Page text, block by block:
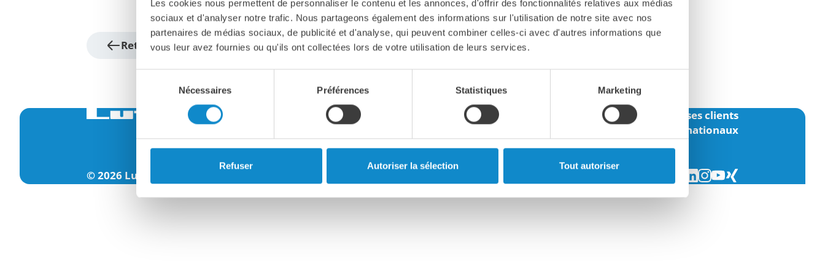
Les cookies nous permettent de personnaliser le contenu et les annonces, d'offrir des fonctionnalités relatives aux médias
sociaux et d'analyser notre trafic. Nous partageons également des informations sur l'utilisation de notre site avec nos
partenaires de médias sociaux, de publicité et d'analyse, qui peuvent combiner celles-ci avec d'autres informations que
vous leur avez fournies ou qu'ils ont collectées lors de votre utilisation de leurs services.
consentement
Nécessaires Préférences Statistiques Marketing
Refuser Autoriser la sélection Tout autoriser
Retour à l'aperçu
Lutze est depuis plus de 60 ans un partenaire fiable pour ses clients
nationaux et internationaux
© 2026 Lutze Group